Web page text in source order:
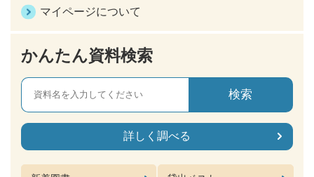
マイページについて
かんたん資料検索
詳しく調べる